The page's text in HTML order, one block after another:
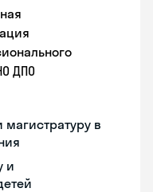
ДПО
магистратуру в
и